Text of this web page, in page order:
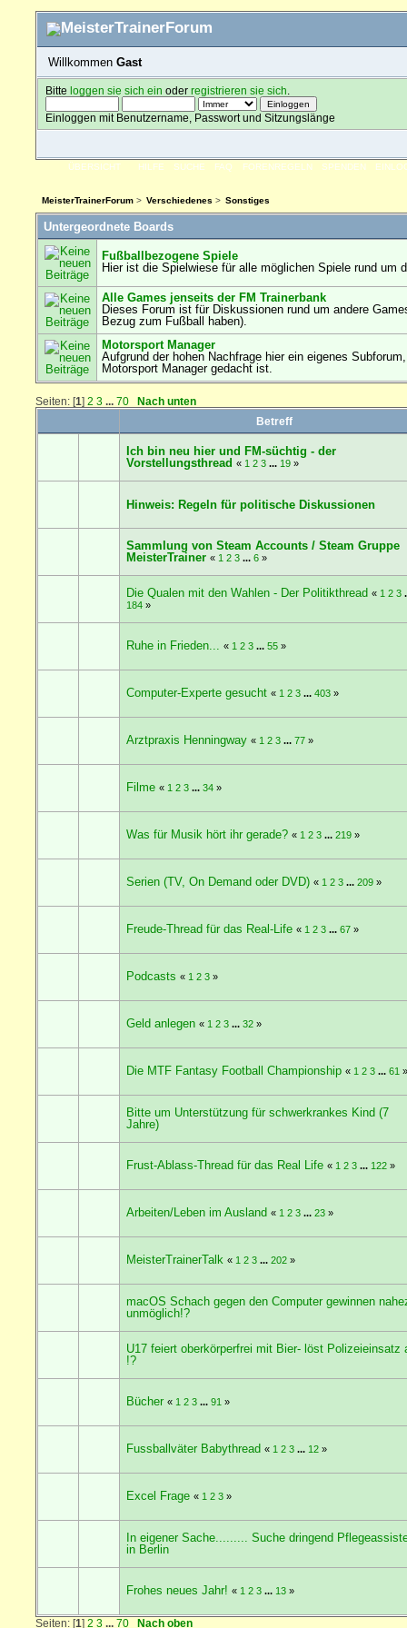
Willkommen Gast
Bitteloggen sie sich ein oderregistrieren sie sich
Einloggen mit Benutzername, Passwort und Sitzungslänge
ÜBERSICHT HILFE SUCHE FAQ FORENREGELN SPENDEN
MeisterTrainerForum> Verschiedenes > Sonstiges
Untergeordnete Boards
Fußballbezogene Spiele
Hier ist die Spielwiese für alle möglichen Spiele rund um
Alle Games jenseits der FM Trainerbank
Dieses Forum ist für Diskussionen rund um andere
Bezug zum Fußball haben).
Motorsport Manager
Aufgrund der hohen Nachfrage hier ein eigenes
Motorsport Manager gedacht ist.
Seiten: [1]2 3 ...70
Nach unten
Betreff
Ich bin neu hier und FM-süchtig - der
Vorstellungsthread « 1 2 3 ... 19»
Hinweis: Regeln für politische Diskussionen
Sammlung von Steam Accounts / Steam Gruppe
MeisterTrainer « 1 2 3 ... 6»
Die Qualen mit den Wahlen - Der Politikthread « 1 2 3
184»
Ruhe in Frieden... « 1 2 3 ... 55»
Computer-Experte gesucht « 1 2 3 ... 403»
Arztpraxis Henningway « 1 2 3 ... 77»
Filme « 1 2 3 ... 34»
Was für Musik hört ihr gerade? « 1 2 3 ... 219»
Serien (TV, On Demand oder DVD) « 1 2 3 ... 209»
Freude-Thread für das Real-Life « 1 2 3 ... 67»
Podcasts « 1 2 3»
Geld anlegen « 1 2 3 ... 32»
Die MTF Fantasy Football Championship « 1 2 3 ... 61 »
Bitte um Unterstützung für schwerkrankes Kind (7
Jahre)
Frust-Ablass-Thread für das Real Life « 1 2 3 ... 122»
Arbeiten/Leben im Ausland « 1 2 3 ... 23»
MeisterTrainerTalk « 1 2 3 ... 202»
macOS Schach gegen den Computer gewinnen
unmöglich!?
U17 feiert oberkörperfrei mit Bier- löst Polizeieinsatz
!?
Bücher « 1 2 3 ... 91 »
Fussballväter Babythread « 1 2 3 ... 12»
Excel Frage « 1 2 3»
In eigener Sache......... Suche dringend
in Berlin
Frohes neues Jahr! « 1 2 3 ... 13»
Seiten: [1]2 3 ...70 Nach oben